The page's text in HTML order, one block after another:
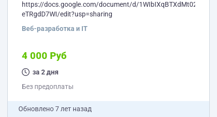
https://docs.google.com/document/d/
eTRgdD7WI/edit?usp=sharing
Веб-разработка и IT
4 000 Руб
за 2 дня
Без предоплаты
Обновлено7 лет назад